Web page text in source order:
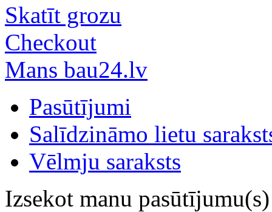
Skatīt grozu
Checkout
Mans bau24.lv
Pasūtījumi
Salīdzināmo lietu
Vēlmju saraksts
Izsekot manu pasūtījumu(s)